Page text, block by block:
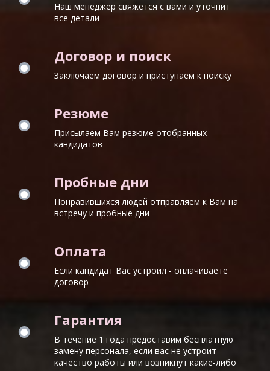
Наш менеджер свяжется с вами и уточнит
все детали
Договор и поиск
Заключаем договор и приступаем к поиску
Резюме
Присылаем Вам резюме отобранных
кандидатов
Пробные дни
Понравившихся людей отправляем к Вам на
встречу и пробные дни
Оплата
Если кандидат Вас устроил - оплачиваете
договор
Гарантия
В течение 1 года предоставим бесплатную
замену персонала, если вас не устроит
качество работы или возникнут какие-либо